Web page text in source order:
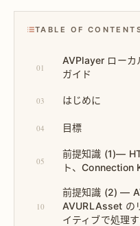
TABLE OF
01
AVPlayer ローカ
ガイド
03 はじめに
04 目標
05
前提知識 (1)—
ト、Connection
10
前提知識 (2) —
AVURLAsset の
イティブで処理